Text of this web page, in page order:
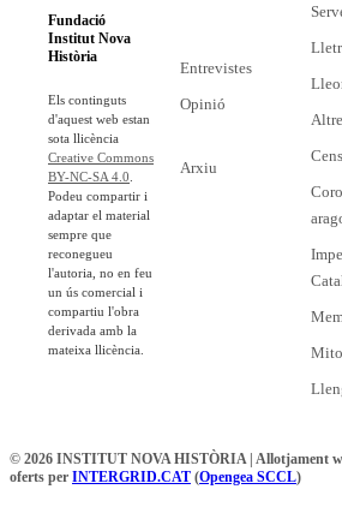
Fundació
Institut Nova
Història
Els continguts
d'aquest web estan
sota llicència
Creative Commons
BY-NC-SA 4.0
Podeu compartir i
adaptar el material
sempre que
reconegueu
l'autoria, no en feu
un ús comercial i
compartiu l'obra
derivada amb la
mateixa llicència.
Entrevistes
Opinió
Arxiu
© 2026 INSTITUT NOVA HISTÒRIA | Allotjament
oferts per INTERGRID.CAT (Opengea SCCL)